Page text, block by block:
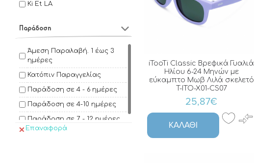
Ki Et LA
Παράδοση
Άμεση Παραλαβή. 1 έως 3
ημέρες
Κατόπιν Παραγγελίας
Παράδοση σε 4 - 6 ημέρες
Παράδοση σε 4-10 ημέρες
Παράδοση σε 7 - 12 ημέρες
Επαναφορά
iTooTi Classic Βρεφικά Γυαλιά
Ηλίου 6-24 Μηνών με
εύκαμπτο Μωβ Λιλά σκελετό
T-ITO-X01-CS07
25,87€
ΚΑΛΆΘΙ